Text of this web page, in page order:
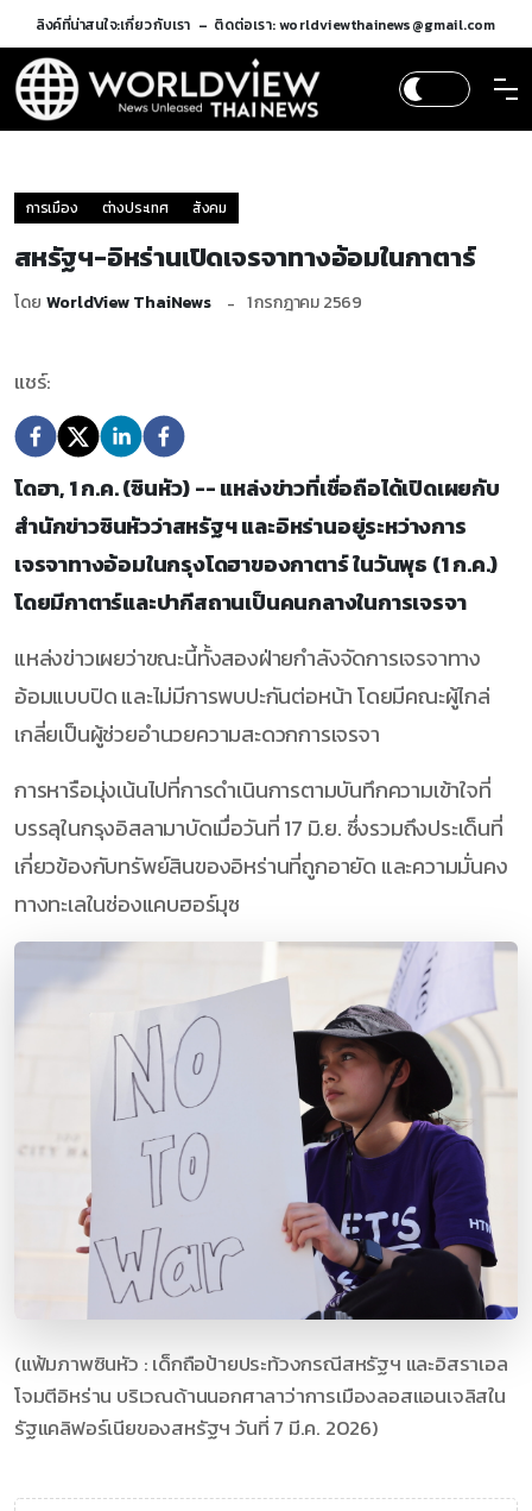
ลิงค์ที่น่าสนใจ:เกี่ยวกับเรา ติดต่อเรา: worldviewthainews@gmail.com
การเมือง ต่างประเทศ สังคม
สหรัฐฯ-อิหร่านเปิดเจรจาทางอ้อมในกาตาร์
โดย WorldView ThaiNews 1 กรกฎาคม 2569
แชร์:
โดฮา, 1 ก.ค. (ซินหัว) -- แหล่งข่าวที่เชื่อถือได้เปิดเผยกับ
สำนักข่าวซินหัวว่าสหรัฐฯ และอิหร่านอยู่ระหว่างการ
เจรจาทางอ้อมในกรุงโดฮาของกาตาร์ ในวันพุธ (1 ก.ค.)
โดยมีกาตาร์และปากีสถานเป็นคนกลางในการเจรจา
แหล่งข่าวเผยว่าขณะนี้ทั้งสองฝ่ายกำลังจัดการเจรจาทาง
อ้อมแบบปิด และไม่มีการพบปะกันต่อหน้า โดยมีคณะผู้ไกล่
เกลี่ยเป็นผู้ช่วยอำนวยความสะดวกการเจรจา
การหารือมุ่งเน้นไปที่การดำเนินการตามบันทึกความเข้าใจที่
บรรลุในกรุงอิสลามาบัดเมื่อวันที่ 17 มิ.ย. ซึ่งรวมถึงประเด็นที่
เกี่ยวข้องกับทรัพย์สินของอิหร่านที่ถูกอายัด และความมั่นคง
ทางทะเลในช่องแคบฮอร์มุซ
(แฟ้มภาพซินหัว : เด็กถือป้ายประท้วงกรณีสหรัฐฯ และอิสราเอล
โจมตีอิหร่าน บริเวณด้านนอกศาลาว่าการเมืองลอสแอนเจลิสใน
รัฐแคลิฟอร์เนียของสหรัฐฯ วันที่ 7 มี.ค. 2026)